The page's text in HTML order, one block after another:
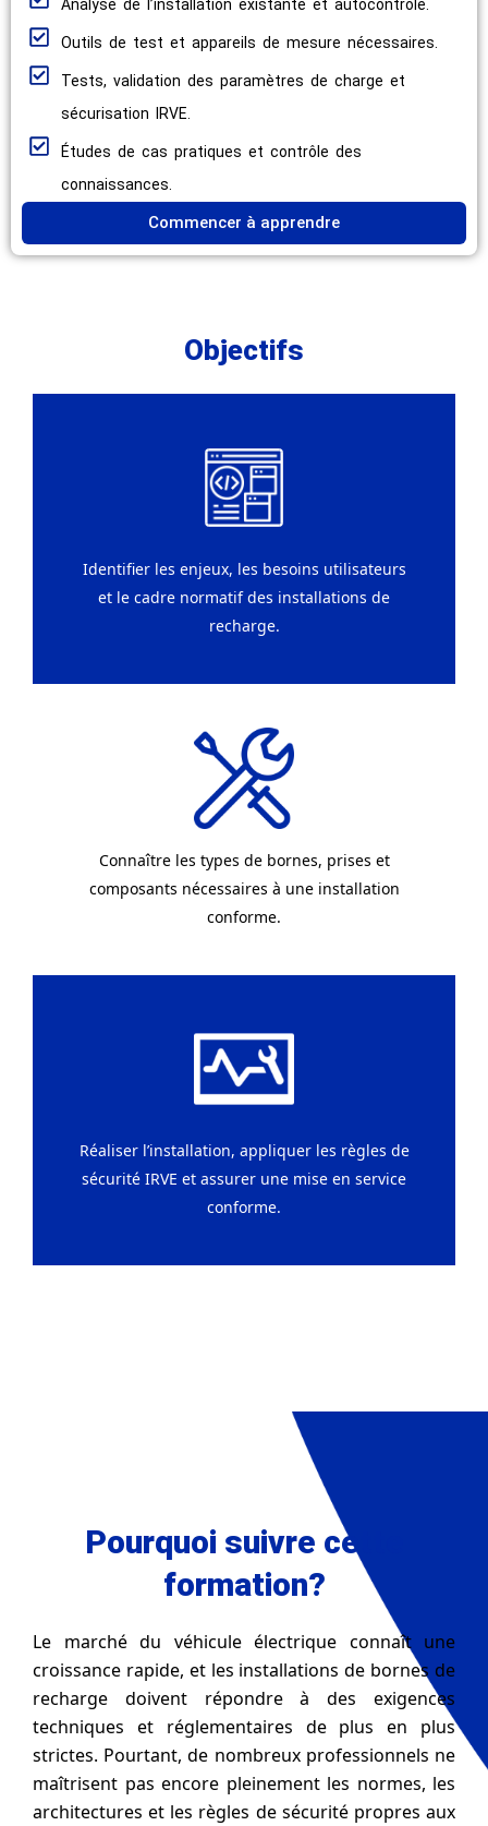
Analyse de l’installation existante et autocontrôle.
Outils de test et appareils de mesure nécessaires.
Tests, validation des paramètres de charge et
sécurisation IRVE.
Études de cas pratiques et contrôle des
connaissances.
Commencer à apprendre
Objectifs
Identifier les enjeux, les besoins utilisateurs
et le cadre normatif des installations de
recharge.
Connaître les types de bornes, prises et
composants nécessaires à une installation
conforme.
Réaliser l’installation, appliquer les règles de
sécurité IRVE et assurer une mise en service
conforme.
Pourquoi suivre cette
formation?
Le marché du véhicule électrique connaît une
croissance rapide, et les installations de bornes de
recharge doivent répondre à des exigences
techniques et réglementaires de plus en plus
strictes. Pourtant, de nombreux professionnels ne
maîtrisent pas encore pleinement les normes, les
architectures et les règles de sécurité propres aux